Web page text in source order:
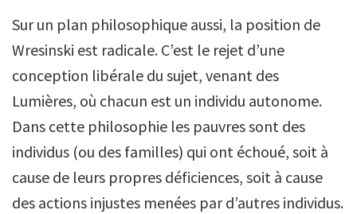
Sur un plan philosophique aussi, la position de
Wresinski est radicale. C’est le rejet d’une
conception libérale du sujet, venant des
Lumières, où chacun est un individu autonome.
Dans cette philosophie les pauvres sont des
individus (ou des familles) qui ont échoué, soit à
cause de leurs propres déficiences, soit à cause
des actions injustes menées par d’autres individus.